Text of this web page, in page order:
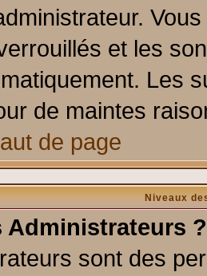
et les
Les
de maintes
de page
Niveaux
Administrateurs ?
sont des